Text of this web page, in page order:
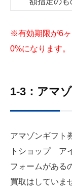
※有効期限が6
0%になります。
1-3：アマ
アマゾンギフト
トショップ ア
フォームがある
買取はしていま